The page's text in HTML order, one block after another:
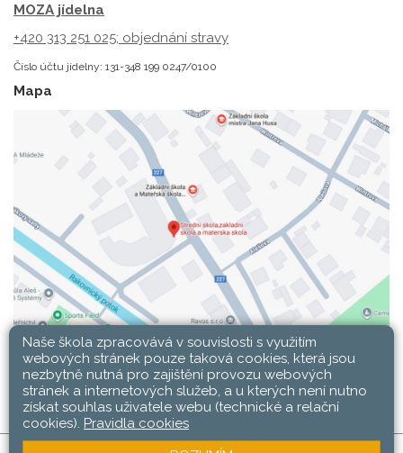
MOZA jídelna
+420 313 251 025; objednání stravy
Číslo účtu jídelny: 131-348 199 0247/0100
Mapa
Naše škola zpracovává v souvislosti s využitím
webových stránek pouze taková cookies, která jsou
nezbytně nutná pro zajištění provozu webových
stránek a internetových služeb, a u kterých není nutno
získat souhlas uživatele webu (technické a relační
cookies). Pravidla cookies